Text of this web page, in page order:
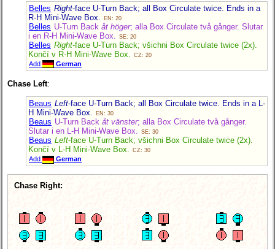
Belles Right-face U-Turn Back; all Box Circulate twice. Ends in a
R-H Mini-Wave Box.
EN: 20
Belles U-Turn Back åt höger; alla Box Circulate två gånger. Slutar
i en R-H Mini-Wave Box.
SE: 20
Belles Right-face U-Turn Back; všichni Box Circulate twice (2x).
Končí v R-H Mini-Wave Box.
CZ: 20
Add German
Chase Left:
Beaus Left-face U-Turn Back; all Box Circulate twice. Ends in a L-
H Mini-Wave Box.
EN: 30
Beaus U-Turn Back åt vänster; alla Box Circulate två gånger.
Slutar i en L-H Mini-Wave Box. SE: 30
Beaus Left-face U-Turn Back; všichni Box Circulate twice (2x).
Končí v L-H Mini-Wave Box. CZ: 30
Add German
Chase Right: